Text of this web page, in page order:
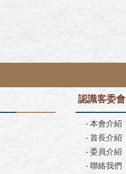
認識客委會
- 本會介紹
- 首長介紹
- 委員介紹
- 聯絡我們